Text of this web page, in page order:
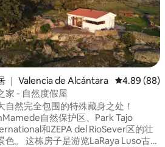
｜ Valencia de Alcántara 平均评分
4.89 (88)
家 - 自然度假屋
自然完全包围的特殊藏身之处！
自然保护区、Park Tajo
和ZEPA del RioSever区的壮
游览LaRaya Luso古城